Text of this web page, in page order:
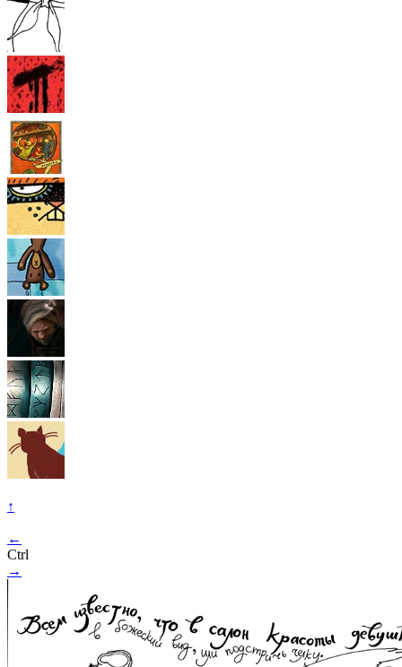
↑
←
Ctrl
→